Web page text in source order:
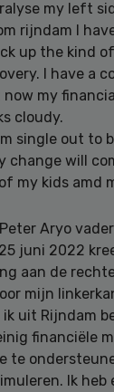
my left
rijndam I
up the kind
I have a
now my
cloudy.
single out to
change will
my kids amd
Aryo
juni 2022
aan de
mijn
ik uit Rijndam
financiële
te
Ik